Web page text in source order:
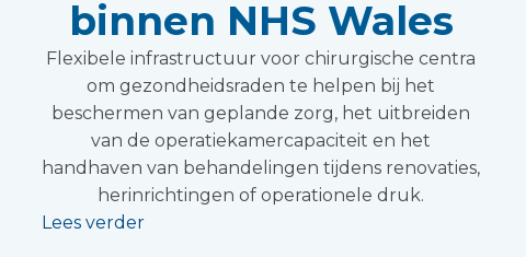
binnen NHS Wales
Flexibele infrastructuur voor chirurgische centra
om gezondheidsraden te helpen bij het
beschermen van geplande zorg, het uitbreiden
van de operatiekamercapaciteit en het
handhaven van behandelingen tijdens renovaties,
herinrichtingen of operationele druk.
Lees verder